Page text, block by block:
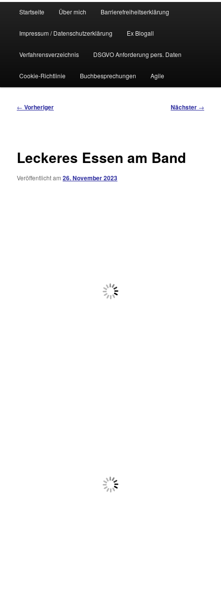
Startseite Über mich Barrierefreiheitserklärung
Impressum / Datenschutzerklärung Ex Blogall
Verfahrensverzeichnis DSGVO Anforderung pers. Daten
Cookie-Richtlinie Buchbesprechungen Agile
Beitragsnavigation
← Vorheriger Nächster →
Leckeres Essen am Band
Veröffentlicht am26. November 2023